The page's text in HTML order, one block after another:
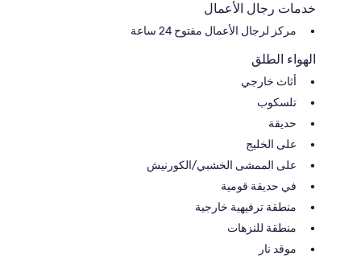
خدمات رجال الأعمال
مركز لرجال الأعمال مفتوح 24 ساعة
الهواء الطلق
أثاث خارجي
تلسكوب
حديقة
على الخليج
على الممشى الخشبي/الكورنيش
في حديقة قومية
منطقة ترفيهية خارجية
منطقة للنزهات
موقد نار